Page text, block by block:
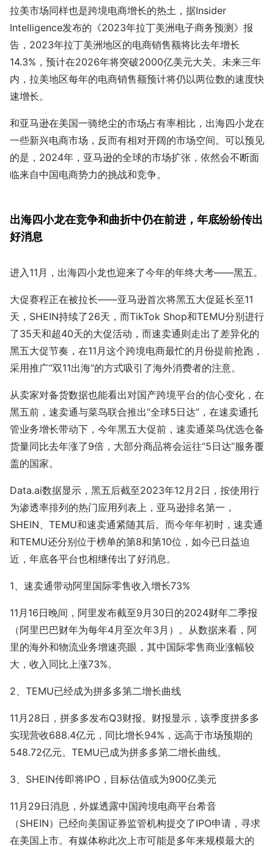
拉美市场同样也是跨境电商增长的热土，据Insider
Intelligence发布的《2023年拉丁美洲电子商务预测》报
告，2023年拉丁美洲地区的电商销售额将比去年增长
14.3%，预计在2026年将突破2000亿美元大关。未来三年
内，拉美地区每年的电商销售额预计将仍以两位数的速度快
速增长。
和亚马逊在美国一骑绝尘的市场占有率相比，出海四小龙在
一些新兴电商市场，反而有相对开阔的市场空间。可以预见
的是，2024年，亚马逊的全球的市场扩张，依然会不断面
临来自中国电商势力的挑战和竞争。
出海四小龙在竞争和曲折中仍在前进，年底纷纷传出
好消息
进入11月，出海四小龙也迎来了今年的年终大考——黑五。
大促赛程正在被拉长——亚马逊首次将黑五大促延长至11
天，SHEIN持续了26天，而TikTok Shop和TEMU分别进行
了35天和超40天的大促活动，而速卖通则走出了差异化的
黑五大促节奏，在11月这个跨境电商最忙的月份提前抢跑，
采用推广“双11出海”的方式吸引了海外消费者的注意。
从卖家对备货数据也能看出对国产跨境平台的信心变化，在
黑五前，速卖通与菜鸟联合推出“全球5日达”，在速卖通托
管业务增长带动下，今年黑五大促前，速卖通菜鸟优选仓备
货量同比去年涨了9倍，大部分商品将会运往“5日达”服务覆
盖的国家。
Data.ai数据显示，黑五后截至2023年12月2日，按使用行
为渗透率排列的热门应用列表上，亚马逊排名第一，
SHEIN、TEMU和速卖通紧随其后。而今年年初时，速卖通
和TEMU还分别位于榜单的第8和第10位，如今已日益迫
近，年底各平台也相继传出了好消息。
1、速卖通带动阿里国际零售收入增长73%
11月16日晚间，阿里发布截至9月30日的2024财年二季报
（阿里巴巴财年为每年4月至次年3月）。从数据来看，阿
里的海外和物流业务增速亮眼，其中国际零售商业涨幅较
大，收入同比上涨73%。
2、TEMU已经成为拼多多第二增长曲线
11月28日，拼多多发布Q3财报。财报显示，该季度拼多多
实现营收688.4亿元，同比增长94%，远高于市场预期的
548.72亿元。TEMU已成为拼多多第二增长曲线。
3、SHEIN传即将IPO，目标估值或为900亿美元
11月29日消息，外媒透露中国跨境电商平台希音
（SHEIN）已经向美国证券监管机构提交了IPO申请，寻求
在美国上市。有媒体称此次上市可能是多年来规模最大的